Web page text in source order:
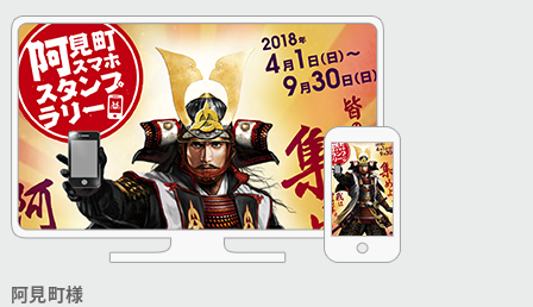
阿見町様